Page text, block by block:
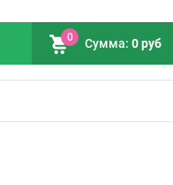
0 Сумма: 0 руб